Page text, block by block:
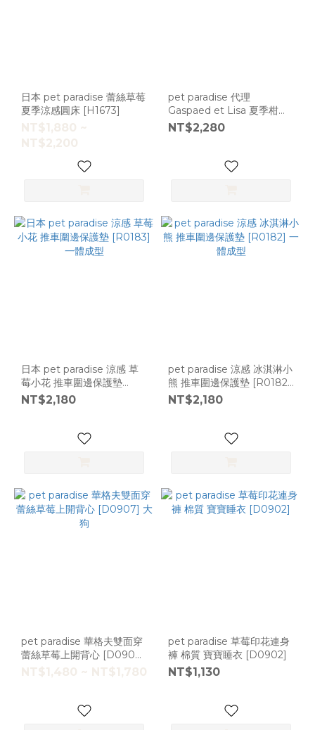
日本 pet paradise 蕾絲草莓
夏季涼感圓床 [H1673]
NT$1,880 ~
NT$2,200
pet paradise 代理
Gaspaed et Lisa 夏季柑橘
涼感圓床 [H1682]
NT$2,280
日本 pet paradise 涼感 草
莓小花 推車圍邊保護墊
[R0183] 一體成型
NT$2,180
pet paradise 涼感 冰淇淋小
熊 推車圍邊保護墊 [R0182]
一體成型
NT$2,180
pet paradise 華格夫雙面穿
蕾絲草莓上開背心 [D0907]
大狗
NT$1,480 ~ NT$1,780
pet paradise 草莓印花連身
褲 棉質 寶寶睡衣 [D0902]
NT$1,130